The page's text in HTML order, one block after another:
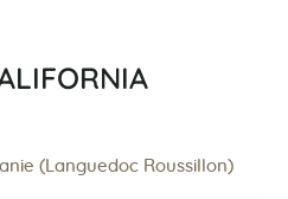
(Languedoc Roussillon)